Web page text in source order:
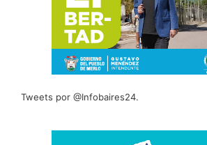
Tweets por @Infobaires24.